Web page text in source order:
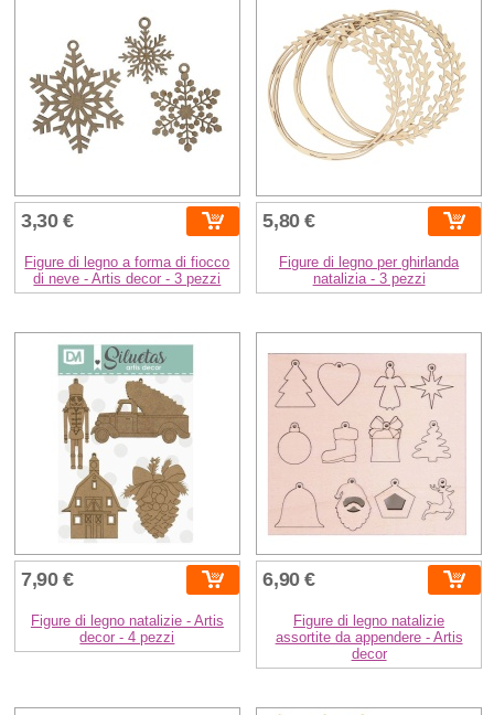
3,30 €
Figure di legno a forma di fiocco
di neve - Artis decor - 3 pezzi
5,80 €
Figure di legno per ghirlanda
natalizia - 3 pezzi
7,90 €
Figure di legno natalizie - Artis
decor - 4 pezzi
6,90 €
Figure di legno natalizie
assortite da appendere - Artis
decor